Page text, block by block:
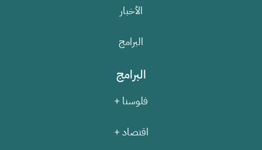
الأخبار
البرامج
البرامج
فلوسنا +
اقتصاد +